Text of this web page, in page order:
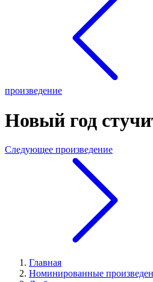
произведение
Новый год
Следующее произведение
Главная
Номинированные